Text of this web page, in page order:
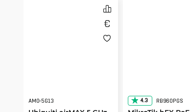
AMO-5G13 4.3 RB960PGS